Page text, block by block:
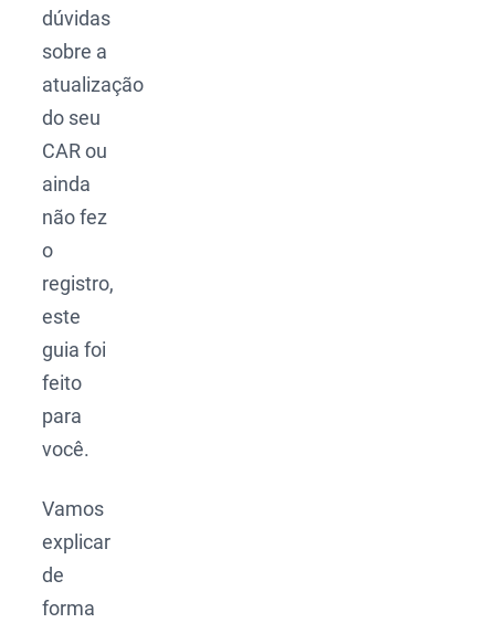
dúvidas
sobre a
atualização
do seu
CAR ou
ainda
não fez
o
registro,
este
guia foi
feito
para
você.
Vamos
explicar
de
forma